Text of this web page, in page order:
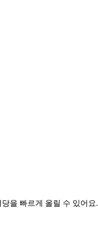
을 빠르게 올릴 수 있어요.